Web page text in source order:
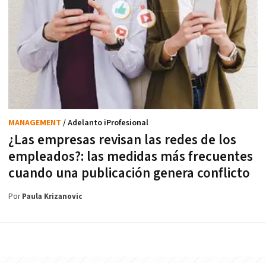
¿Las empresas revisan las redes de los
empleados?: las medidas más frecuentes
cuando una publicación genera conflicto
MANAGEMENT / Adelanto iProfesional
PorPaula Krizanovic